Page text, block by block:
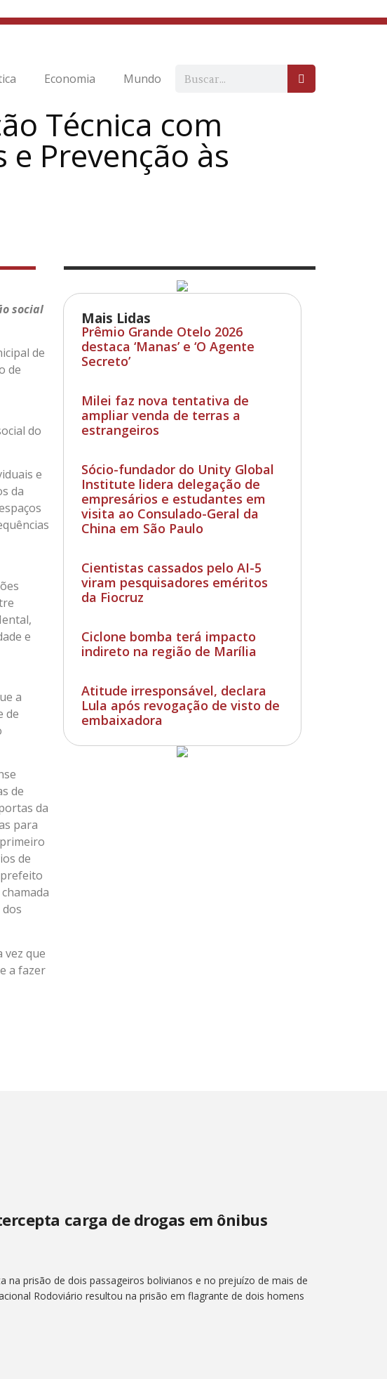
Economia Mundo
Técnica com
Prevenção às
Mais Lidas
Prêmio Grande Otelo 2026
destaca ‘Manas’ e ‘O Agente
Secreto’
Milei faz nova tentativa de
ampliar venda de terras a
estrangeiros
Sócio-fundador do Unity Global
Institute lidera delegação de
empresários e estudantes em
visita ao Consulado-Geral da
China em São Paulo
Cientistas cassados pelo AI-5
viram pesquisadores eméritos
da Fiocruz
Ciclone bomba terá impacto
indireto na região de Marília
Atitude irresponsável, declara
Lula após revogação de visto de
embaixadora
social
de
de
do
e
da
e
a
de
de
da
para
de
vez que
a fazer
carga de drogas em ônibus
na prisão de dois passageiros bolivianos e no prejuízo de mais de
Rodoviário resultou na prisão em flagrante de dois homens